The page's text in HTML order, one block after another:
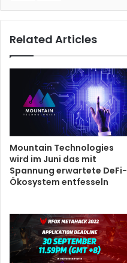
Related Articles
Mountain Technologies
wird im Juni das mit
Spannung erwartete DeFi-
Ökosystem entfesseln